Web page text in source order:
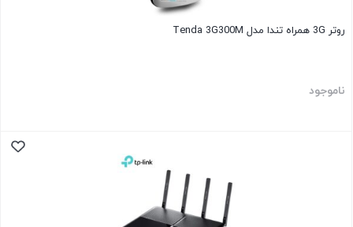
روتر 3G همراه تندا مدل Tenda 3G300M
ناموجود